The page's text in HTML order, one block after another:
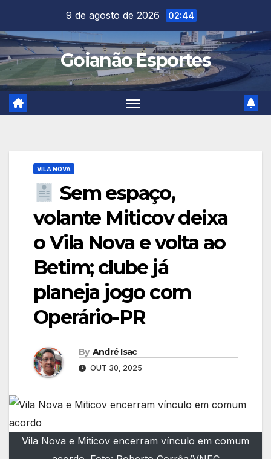
content
9 de agosto de 2026 02:44
Goianão Esportes
VILA NOVA
Sem espaço,
volante Miticov deixa
o Vila Nova e volta ao
Betim; clube já
planeja jogo com
Operário-PR
By André Isac
OUT 30, 2025
Vila Nova e Miticov encerram vínculo em comum